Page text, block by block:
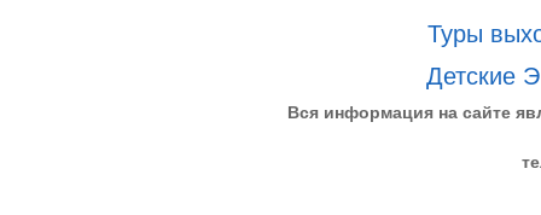
Туры
Детские
Вся информация на сайте